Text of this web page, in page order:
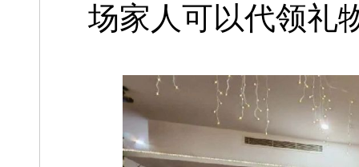
场家人可以代领礼